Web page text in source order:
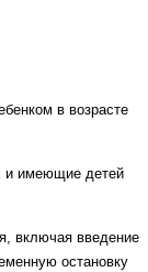
в возрасте
и имеющие детей
включая введение
остановку